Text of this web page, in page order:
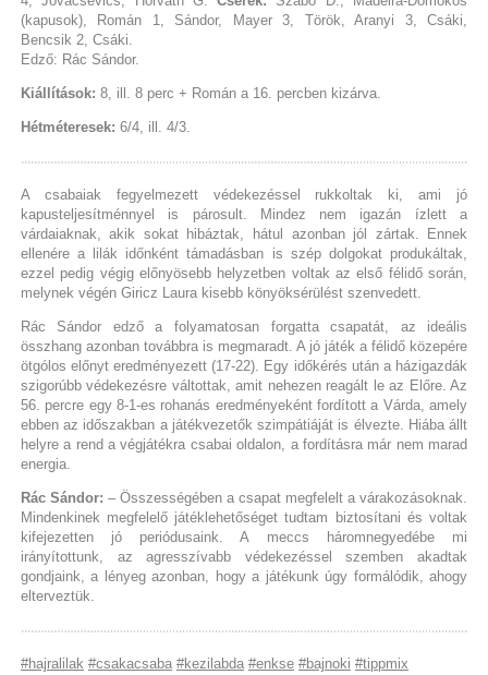
(kapusok), Román 1, Sándor, Mayer 3, Török, Aranyi 3, Csáki,
Bencsik 2, Csáki.
Edző: Rác Sándor.
Kiállítások: 8, ill. 8 perc + Román a 16. percben kizárva.
Hétméteresek: 6/4, ill. 4/3.
A csabaiak fegyelmezett védekezéssel rukkoltak ki, ami jó
kapusteljesítménnyel is párosult. Mindez nem igazán ízlett a
várdaiaknak, akik sokat hibáztak, hátul azonban jól zártak. Ennek
ellenére a lilák időnként támadásban is szép dolgokat produkáltak,
ezzel pedig végig előnyösebb helyzetben voltak az első félidő során,
melynek végén Giricz Laura kisebb könyöksérülést szenvedett.
Rác Sándor edző a folyamatosan forgatta csapatát, az ideális
összhang azonban továbbra is megmaradt. A jó játék a félidő közepére
ötgólos előnyt eredményezett (17-22). Egy időkérés után a házigazdák
szigorúbb védekezésre váltottak, amit nehezen reagált le az Előre. Az
56. percre egy 8-1-es rohanás eredményeként fordított a Várda, amely
ebben az időszakban a játékvezetők szimpátiáját is élvezte. Hiába állt
helyre a rend a végjátékra csabai oldalon, a fordításra már nem marad
energia.
Rác Sándor: – Összességében a csapat megfelelt a várakozásoknak.
Mindenkinek megfelelő játéklehetőséget tudtam biztosítani és voltak
kifejezetten jó periódusaink. A meccs háromnegyedébe mi
irányítottunk, az agresszívabb védekezéssel szemben akadtak
gondjaink, a lényeg azonban, hogy a játékunk úgy formálódik, ahogy
elterveztük.
#hajralilak #csakacsaba #kezilabda #enkse #bajnoki #tippmix